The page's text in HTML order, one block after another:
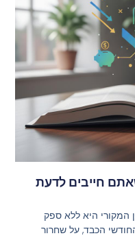
חייבים לדעת
המקורי היא ללא ספק
הכבד, על שחרור